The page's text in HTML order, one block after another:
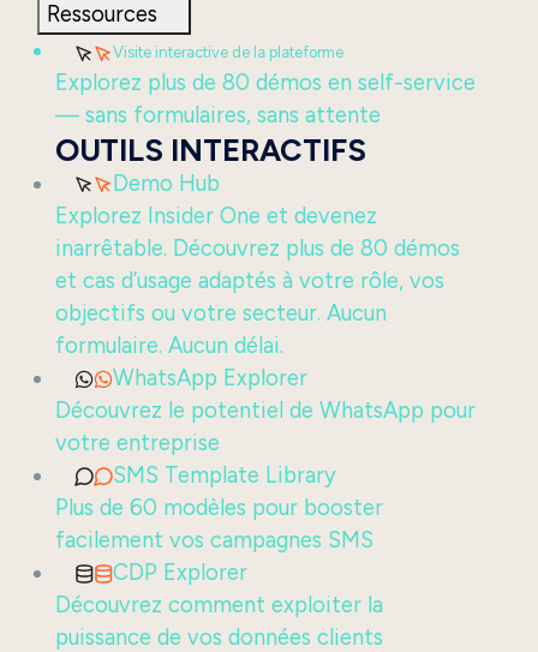
Ressources
Visite interactive de la plateforme
Explorez plus de 80 démos en self-service
— sans formulaires, sans attente
OUTILS INTERACTIFS
Demo Hub
Explorez Insider One et devenez
inarrêtable. Découvrez plus de 80 démos
et cas d’usage adaptés à votre rôle, vos
objectifs ou votre secteur. Aucun
formulaire. Aucun délai.
WhatsApp Explorer
Découvrez le potentiel de WhatsApp pour
votre entreprise
SMS Template Library
Plus de 60 modèles pour booster
facilement vos campagnes SMS
CDP Explorer
Découvrez comment exploiter la
puissance de vos données clients